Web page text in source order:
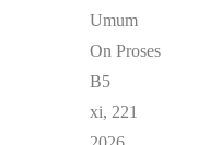
Umum
On Proses
B5
xi, 221